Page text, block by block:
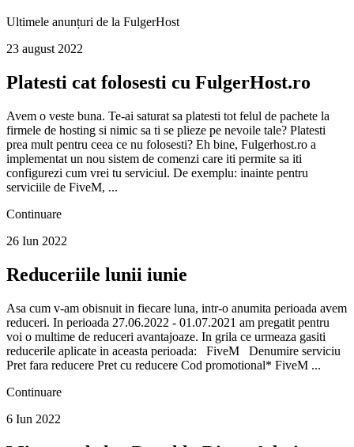
Ultimele anunțuri de la FulgerHost
23 august 2022
Platesti cat folosesti cu FulgerHost.ro
Avem o veste buna. Te-ai saturat sa platesti tot felul de pachete la
firmele de hosting si nimic sa ti se plieze pe nevoile tale? Platesti
prea mult pentru ceea ce nu folosesti? Eh bine, Fulgerhost.ro a
implementat un nou sistem de comenzi care iti permite sa iti
configurezi cum vrei tu serviciul. De exemplu: inainte pentru
serviciile de FiveM, ...
Continuare
26 Iun 2022
Reduceriile lunii iunie
Asa cum v-am obisnuit in fiecare luna, intr-o anumita perioada avem
reduceri. In perioada 27.06.2022 - 01.07.2021 am pregatit pentru
voi o multime de reduceri avantajoaze. In grila ce urmeaza gasiti
reducerile aplicate in aceasta perioada: FiveM Denumire serviciu
Pret fara reducere Pret cu reducere Cod promotional* FiveM ...
Continuare
6 Iun 2022